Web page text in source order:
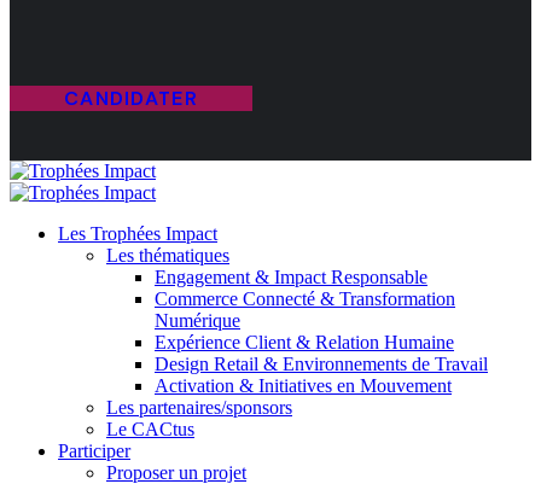
CANDIDATER
Les Trophées Impact
Les thématiques
Engagement & Impact Responsable
Commerce Connecté & Transformation
Numérique
Expérience Client & Relation Humaine
Design Retail & Environnements de Travail
Activation & Initiatives en Mouvement
Les partenaires/sponsors
Le CACtus
Participer
Proposer un projet